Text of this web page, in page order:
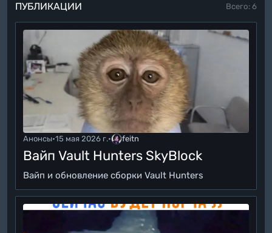
ПУБЛИКАЦИИ Всего: 6
Анонсы•15 мая 2026 г.• feitn
Вайп Vault Hunters SkyBlock
Вайп и обновление сборки Vault Hunters